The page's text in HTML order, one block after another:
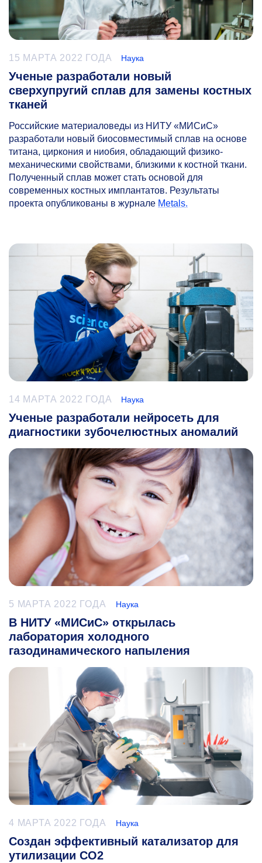
15 МАРТА 2022 ГОДА Наука
Ученые разработали новый
сверхупругий сплав для замены костных
тканей
Российские материаловеды из НИТУ «МИСиС»
разработали новый биосовместимый сплав на основе
титана, циркония и ниобия, обладающий физико-
механическими свойствами, близкими к костной ткани.
Полученный сплав может стать основой для
современных костных имплантатов. Результаты
проекта опубликованы в журнале Metals.
14 МАРТА 2022 ГОДА Наука
Ученые разработали нейросеть для
диагностики зубочелюстных аномалий
5 МАРТА 2022 ГОДА Наука
В НИТУ «МИСиС» открылась
лаборатория холодного
газодинамического напыления
4 МАРТА 2022 ГОДА Наука
Создан эффективный катализатор для
утилизации CO2